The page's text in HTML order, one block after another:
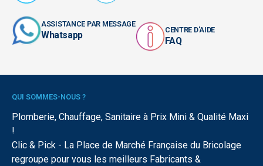
ASSISTANCE PAR MESSAGE
Whatsapp CENTRE D'AIDE
FAQ
QUI SOMMES-NOUS ?
Plomberie, Chauffage, Sanitaire à Prix Mini & Qualité Maxi
!
Clic & Pick - La Place de Marché Française du Bricolage
regroupe pour vous les meilleurs Fabricants &